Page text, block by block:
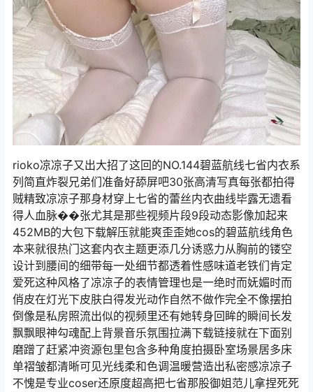
rioko凉凉子又出大招了这回的NO.144碧蓝航线七省内衣系
列简直炸裂兄弟们准备好舔屏吧30张高清写真每张都拍得
贼精致凉凉子那身材穿上七省的蕾丝内衣曲线毕露无遗看
得人血脉��张尤其是那些视频片段9段动态影像加起来
452MB的大包下载解压就能爽歪歪她cos的碧蓝航线角色
本来就很热门这套内衣主题更添几分诱惑力从胸前的镂空
设计到腰间的细带每一处细节都透着性感味道老铁们肯定
爱死这种风格了凉凉子的表情管理也是一绝时而妩媚时而
俏皮在灯光下皮肤白得发光动作自然不做作完全不像摆拍
倒像是私房照流出似的视频里还有她转身回眸的瞬间长发
飘飘眼神勾魂配上背景音乐氛围拉满下载链接就在下面别
磨蹭了赶紧冲资源包里包含多种角度拍摄卧室场景居多床
单褶皱都清晰可见光线柔和色调温暖营造出私密感凉凉子
不愧是专业coser还原度超高把七省那股御姐范儿拿捏死死